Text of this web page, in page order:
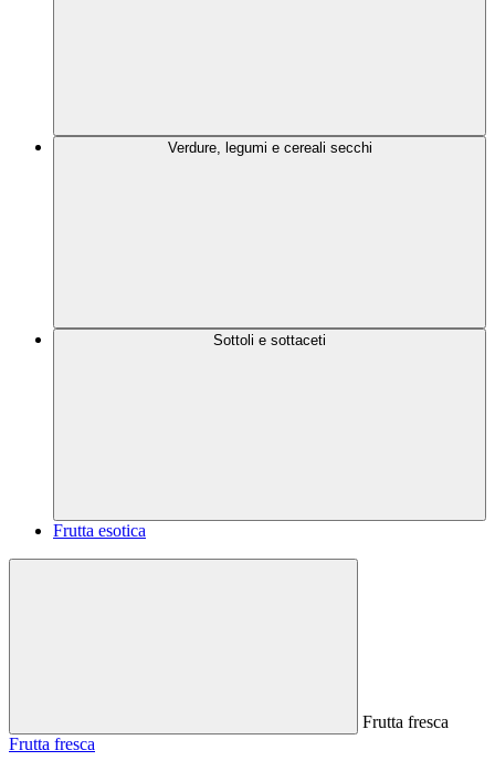
Verdure, legumi e cereali secchi
Sottoli e sottaceti
Frutta esotica
Frutta fresca
Frutta fresca